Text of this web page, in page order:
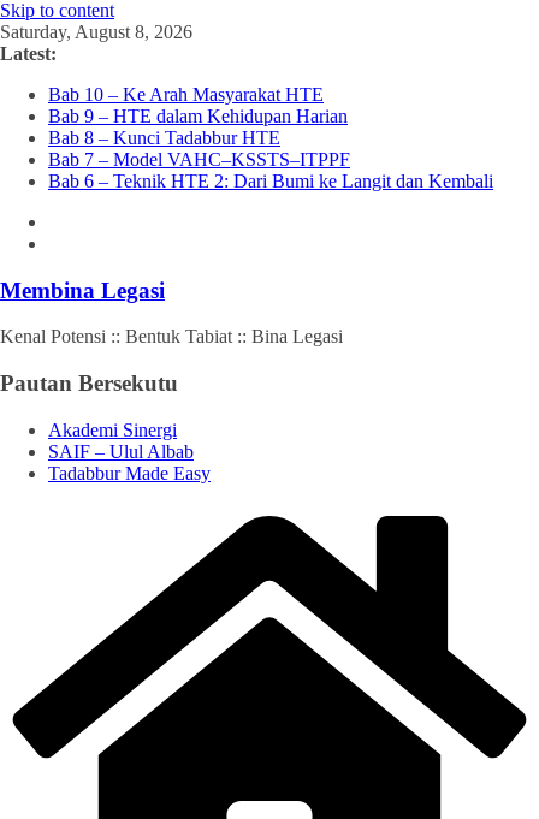
Skip to content
Saturday, August 8, 2026
Latest:
Bab 10 – Ke Arah Masyarakat HTE
Bab 9 – HTE dalam Kehidupan Harian
Bab 8 – Kunci Tadabbur HTE
Bab 7 – Model VAHC–KSSTS–ITPPF
Bab 6 – Teknik HTE 2: Dari Bumi ke Langit dan Kembali
Membina Legasi
Kenal Potensi :: Bentuk Tabiat :: Bina Legasi
Pautan Bersekutu
Akademi Sinergi
SAIF – Ulul Albab
Tadabbur Made Easy